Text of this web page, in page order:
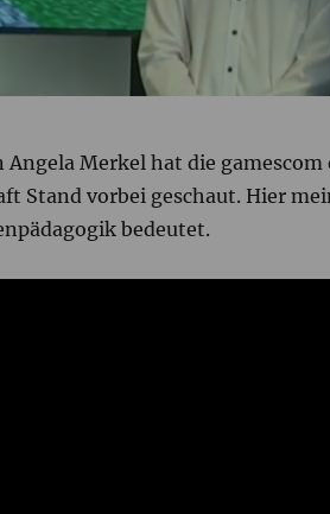
Angela Merkel hat die
Stand vorbei geschaut. Hier
bedeutet.